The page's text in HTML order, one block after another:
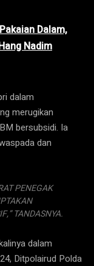
Dalam,
Nadim
dalam
merugikan
bersubsidi. Ia
dan
PENEGAK
TANDASNYA.
dalam
Ditpolairud Polda